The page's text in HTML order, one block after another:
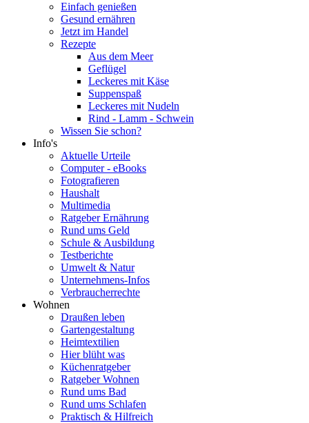
Einfach genießen
Gesund ernähren
Jetzt im Handel
Rezepte
Aus dem Meer
Geflügel
Leckeres mit Käse
Suppenspaß
Leckeres mit Nudeln
Rind - Lamm - Schwein
Wissen Sie schon?
Info's
Aktuelle Urteile
Computer - eBooks
Fotografieren
Haushalt
Multimedia
Ratgeber Ernährung
Rund ums Geld
Schule & Ausbildung
Testberichte
Umwelt & Natur
Unternehmens-Infos
Verbraucherrechte
Wohnen
Draußen leben
Gartengestaltung
Heimtextilien
Hier blüht was
Küchenratgeber
Ratgeber Wohnen
Rund ums Bad
Rund ums Schlafen
Praktisch & Hilfreich